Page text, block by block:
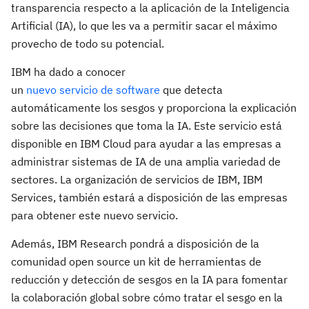
transparencia respecto a la aplicación de la Inteligencia
Artificial (IA), lo que les va a permitir sacar el máximo
provecho de todo su potencial.
IBM ha dado a conocer
un nuevo servicio de software que detecta
automáticamente los sesgos y proporciona la explicación
sobre las decisiones que toma la IA. Este servicio está
disponible en IBM Cloud para ayudar a las empresas a
administrar sistemas de IA de una amplia variedad de
sectores. La organización de servicios de IBM, IBM
Services, también estará a disposición de las empresas
para obtener este nuevo servicio.
Además, IBM Research pondrá a disposición de la
comunidad open source un kit de herramientas de
reducción y detección de sesgos en la IA para fomentar
la colaboración global sobre cómo tratar el sesgo en la